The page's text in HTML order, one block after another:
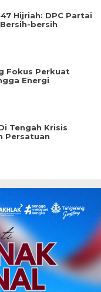
Hijriah: DPC Partai
bersih
Fokus Perkuat
Energi
Tengah Krisis
Persatuan